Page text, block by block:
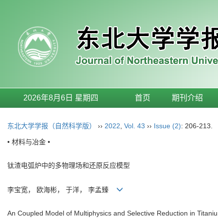
2026年8月6日 星期四 首页 期刊介绍
东北大学学报（自然科学版） ›› 2022 Vol. 43 ›› Issue (2): 206-213.
• 材料与冶金 •
钛渣电弧炉中的多物理场和还原反应模型
李宝宽， 欧海彬， 于洋， 李孟臻
An Coupled Model of Multiphysics and Selective Reduction in